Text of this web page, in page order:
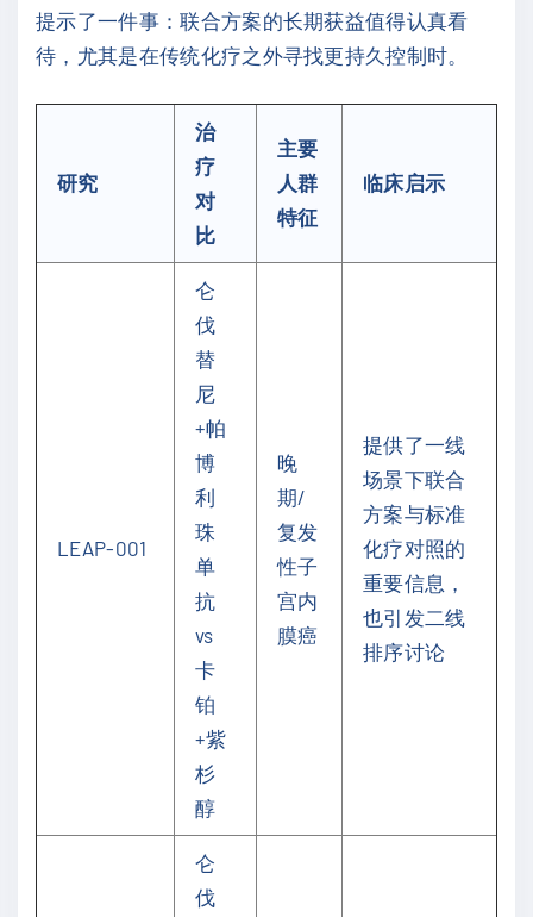
提示了一件事：联合方案的长期获益值得认真看
待，尤其是在传统化疗之外寻找更持久控制时。
研究
治
疗
对
比
主要
人群
特征
临床启示
LEAP-001
仑
伐
替
尼
+帕
博
利
珠
单
抗
vs
卡
铂
+紫
杉
醇
晚
期/
复发
性子
宫内
膜癌
提供了一线
场景下联合
方案与标准
化疗对照的
重要信息，
也引发二线
排序讨论
仑
伐